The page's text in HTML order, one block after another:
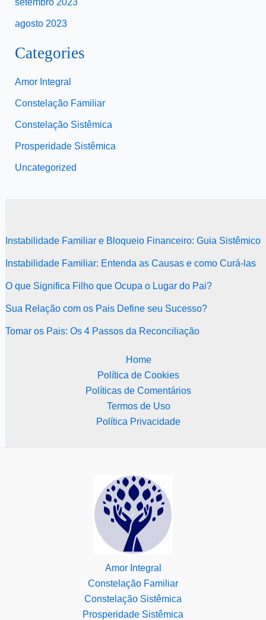
setembro 2023
agosto 2023
Categories
Amor Integral
Constelação Familiar
Constelação Sistêmica
Prosperidade Sistêmica
Uncategorized
Instabilidade Familiar e Bloqueio Financeiro: Guia Sistêmico
Instabilidade Familiar: Entenda as Causas e como Curá-las
O que Significa Filho que Ocupa o Lugar do Pai?
Sua Relação com os Pais Define seu Sucesso?
Tomar os Pais: Os 4 Passos da Reconciliação
Home
Política de Cookies
Políticas de Comentários
Termos de Uso
Política Privacidade
Amor Integral
Constelação Familiar
Constelação Sistêmica
Prosperidade Sistêmica